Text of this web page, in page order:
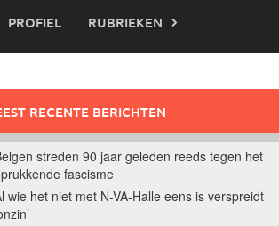
PROFIEL RUBRIEKEN
RECENTE BERICHTEN
streden 90 jaar geleden reeds tegen het
fascisme
wie het niet met N-VA-Halle eens is verspreidt